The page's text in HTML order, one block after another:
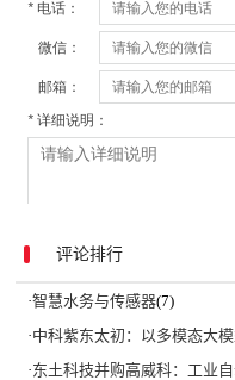
评论排行
·智慧水务与传感器(7)
·中科紫东太初：以多模态大
·东土科技并购高威科：工业